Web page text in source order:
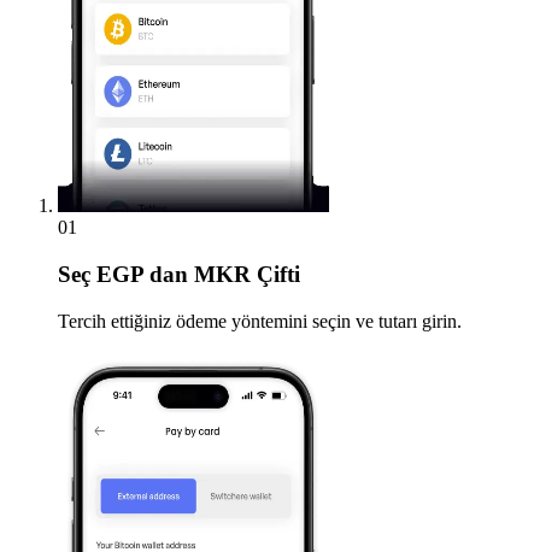
01
Seç EGP dan MKR Çifti
Tercih ettiğiniz ödeme yöntemini seçin ve tutarı girin.